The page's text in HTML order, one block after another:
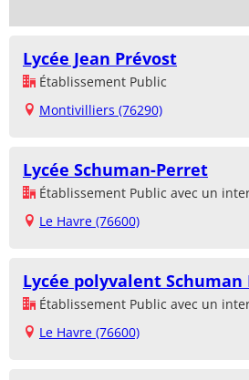
Lycée Jean Prévost
Établissement Public
Montivilliers (76290)
Lycée Schuman-Perret
Établissement Public avec un
Le Havre (76600)
Lycée polyvalent Schuman
Établissement Public avec un
Le Havre (76600)